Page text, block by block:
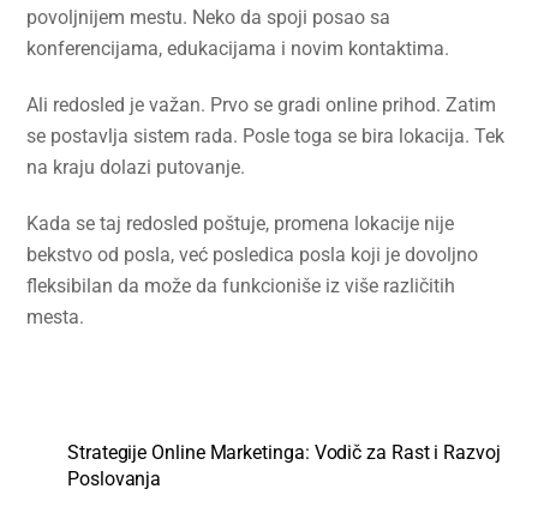
povoljnijem mestu. Neko da spoji posao sa
konferencijama, edukacijama i novim kontaktima.
Ali redosled je važan. Prvo se gradi online prihod. Zatim
se postavlja sistem rada. Posle toga se bira lokacija. Tek
na kraju dolazi putovanje.
Kada se taj redosled poštuje, promena lokacije nije
bekstvo od posla, već posledica posla koji je dovoljno
fleksibilan da može da funkcioniše iz više različitih
mesta.
Strategije Online Marketinga: Vodič za Rast i Razvoj
Poslovanja